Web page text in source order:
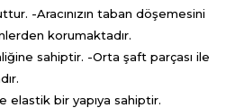
-Aracınızın taban döşemesini
korumaktadır.
sahiptir. -Orta şaft parçası ile
elastik bir yapıya sahiptir.